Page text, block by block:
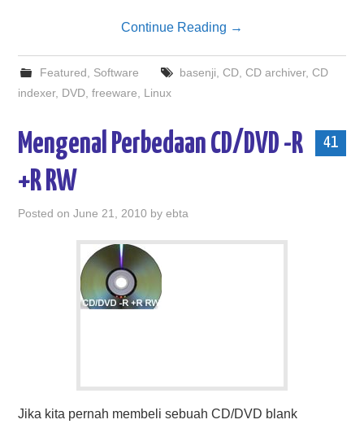
Continue Reading →
Featured Software basenji CD, CD archiver, CD
indexer, DVD ,freeware Linux
41
Mengenal Perbedaan CD/DVD -R
+R RW
Posted onJune 21, 2010 byebta
Jika kita pernah membeli sebuah CD/DVD blank